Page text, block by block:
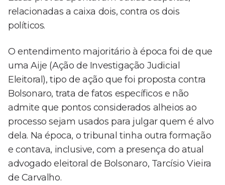
relacionadas a caixa dois, contra os dois
políticos.
O entendimento majoritário à época foi de que
uma Aije (Ação de Investigação Judicial
Eleitoral), tipo de ação que foi proposta contra
Bolsonaro, trata de fatos específicos e não
admite que pontos considerados alheios ao
processo sejam usados para julgar quem é alvo
dela. Na época, o tribunal tinha outra formação
e contava, inclusive, com a presença do atual
advogado eleitoral de Bolsonaro, Tarcísio Vieira
de Carvalho.